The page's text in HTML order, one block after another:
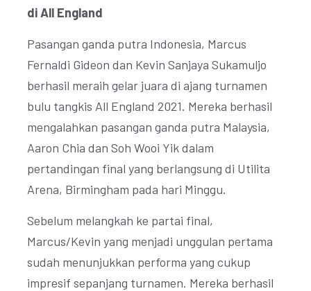
di All England
Pasangan ganda putra Indonesia, Marcus
Fernaldi Gideon dan Kevin Sanjaya Sukamuljo
berhasil meraih gelar juara di ajang turnamen
bulu tangkis All England 2021. Mereka berhasil
mengalahkan pasangan ganda putra Malaysia,
Aaron Chia dan Soh Wooi Yik dalam
pertandingan final yang berlangsung di Utilita
Arena, Birmingham pada hari Minggu.
Sebelum melangkah ke partai final,
Marcus/Kevin yang menjadi unggulan pertama
sudah menunjukkan performa yang cukup
impresif sepanjang turnamen. Mereka berhasil